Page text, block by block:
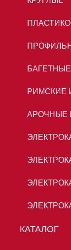
БАГЕТНЫЕ
РИМСКИЕ
АРОЧНЫЕ
КАТАЛОГ